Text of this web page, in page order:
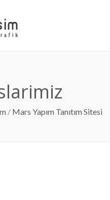
/ Mars Yapım Tanıtım Sitesi